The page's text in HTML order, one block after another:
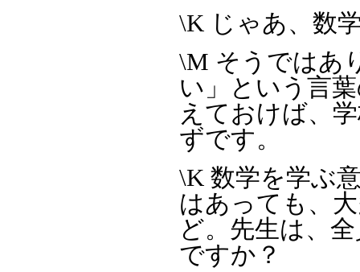
\K じゃあ、数
\M そうではあ
い」という言
えておけば、
ずです。
\K 数学を学ぶ
はあっても、
ど。先生は、
ですか？